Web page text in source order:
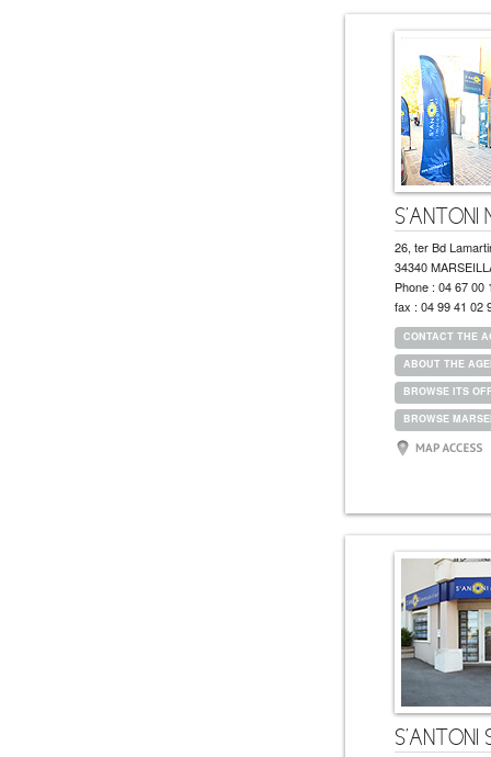
S'ANTONI
26, ter Bd
34340
Phone : 04 67 00
fax : 04 99 41 02
CONTACT THE
ABOUT THE
BROWSE ITS
BROWSE
S'ANTONI